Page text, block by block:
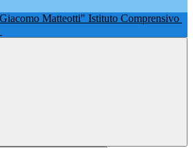
Istituto Comprensivo